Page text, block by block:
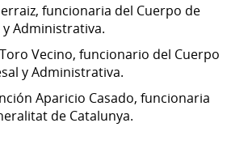
funcionaria del Cuerpo de
Administrativa.
Vecino, funcionario del Cuerpo
y Administrativa.
Aparicio Casado, funcionaria
de Catalunya.